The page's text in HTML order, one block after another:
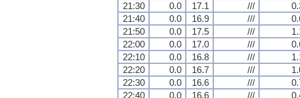
21:30
0.0 17.1 ///
21:40
0.0 16.9 ///
21:50
0.0 17.5 ///
22:00
0.0 17.0 ///
22:10
0.0 16.8 ///
22:20
0.0 16.7 ///
22:30
0.0 16.6 ///
22:40
0.0 16.6 ///